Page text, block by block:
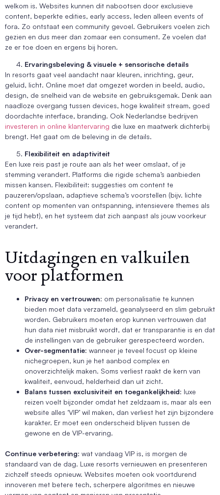
welkom is. Websites kunnen dit nabootsen door exclusieve
content, beperkte edities, early access, leden alleen events of
fora. Zo ontstaat een community gevoel. Gebruikers voelen zich
gezien en dus meer dan zomaar een consument. Ze voelen dat
ze er toe doen en ergens bij horen.
Ervaringsbeleving & visuele + sensorische details
In resorts gaat veel aandacht naar kleuren, inrichting, geur,
geluid, licht. Online moet dat omgezet worden in beeld, audio,
design, de snelheid van de website en gebruiksgemak. Denk aan
naadloze overgang tussen devices, hoge kwaliteit stream, goed
doordachte interface, branding. Ook Nederlandse bedrijven
investeren in online klantervaring die luxe en maatwerk dichterbij
brengt. Het gaat om de beleving in de details.
Flexibiliteit en adaptiviteit
Een luxe reis past je route aan als het weer omslaat, of je
stemming verandert. Platforms die rigide schema’s aanbieden
missen kansen. Flexibiliteit: suggesties om content te
pauzeren/opslaan, adaptieve schema’s voorstellen (bijv. lichte
content op momenten van ontspanning, intensievere themes als
je tijd hebt), en het systeem dat zich aanpast als jouw voorkeur
verandert.
Uitdagingen en valkuilen
voor platformen
Privacy en vertrouwen: om personalisatie te kunnen
bieden moet data verzameld, geanalyseerd en slim gebruikt
worden. Gebruikers moeten erop kunnen vertrouwen dat
hun data niet misbruikt wordt, dat er transparantie is en dat
de instellingen van de gebruiker gerespecteerd worden.
Over-segmentatie: wanneer je teveel focust op kleine
nichegroepen, kun je het aanbod complex en
onoverzichtelijk maken. Soms verliest raakt de kern van
kwaliteit, eenvoud, helderheid dan uit zicht.
Balans tussen exclusiviteit en toegankelijkheid: luxe
reizen voelt bijzonder omdat het zeldzaam is, maar als een
website alles ‘VIP’ wil maken, dan verliest het zijn bijzondere
karakter. Er moet een onderscheid blijven tussen de
gewone en de VIP-ervaring.
Continue verbetering: wat vandaag VIP is, is morgen de
standaard van de dag. Luxe resorts vernieuwen en presenteren
zichzelf steeds opnieuw. Websites moeten ook voortdurend
innoveren met betere tech, scherpere algoritmes en nieuwe